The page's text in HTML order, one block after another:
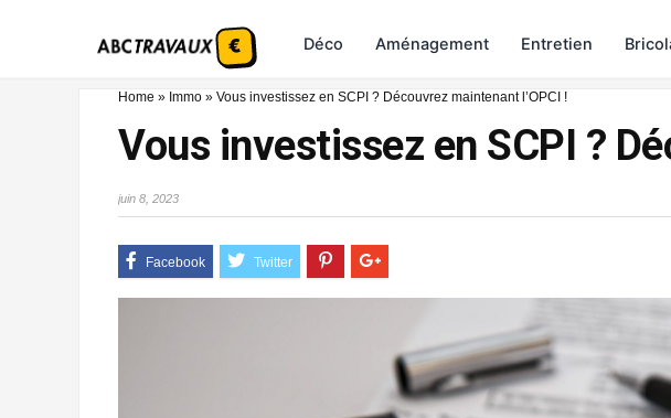
Déco Aménagement Entretien
Home » Immo » Vous investissez en SCPI ? Découvrez maintenant l’OPCI !
Vous investissez en SCPI ?
juin 8, 2023